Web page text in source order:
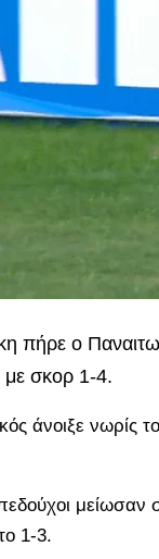
πήρε ο
με σκορ 1-4.
άνοιξε νωρίς
μείωσαν
1-3.